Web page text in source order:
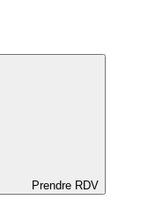
Prendre RDV